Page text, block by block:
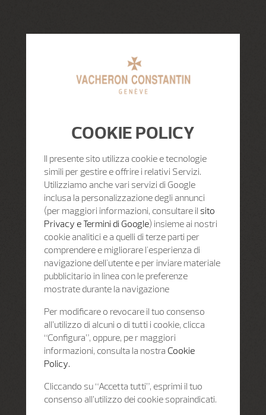
COOKIE POLICY
Il presente sito utilizza cookie e tecnologie
simili per gestire e offrire i relativi Servizi.
Utilizziamo anche vari servizi di Google
inclusa la personalizzazione degli annunci
(per maggiori informazioni, consultare il sito
Privacy e Termini di Google) insieme ai nostri
cookie analitici e a quelli di terze parti per
comprendere e migliorare l'esperienza di
navigazione dell'utente e per inviare materiale
pubblicitario in linea con le preferenze
mostrate durante la navigazione
Per modificare o revocare il tuo consenso
all’utilizzo di alcuni o di tutti i cookie, clicca
“Configura”, oppure, pe r maggiori
informazioni, consulta la nostra Cookie
Policy.
Cliccando su “Accetta tutti”, esprimi il tuo
consenso all’utilizzo dei cookie sopraindicati.